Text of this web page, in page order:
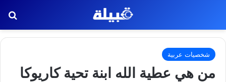
شخصيات عربية
من هي عطية الله ابنة تحية كاريوكا